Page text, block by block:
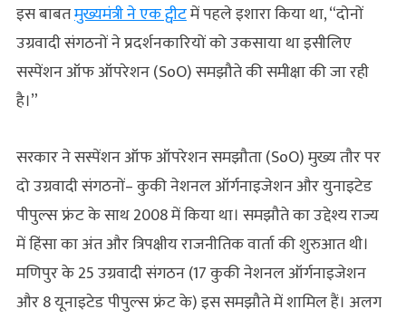
इस बाबतमुख्यमंत्री ने एक ट्वीटमें पहले इशारा किया था, “दोनों
उग्रवादी संगठनों ने प्रदर्शनकारियों को उकसाया था इसीलिए
सस्पेंशन ऑफ ऑपरेशन (SoO) समझौते की समीक्षा की जा रही
है।”
सरकार ने सस्पेंशन ऑफ ऑपरेशन समझौता (SoO) मुख्य तौर पर
दो उग्रवादी संगठनों– कुकी नेशनल ऑर्गनाइजेशन और युनाइटेड
पीपुल्स फ्रंट के साथ 2008 में किया था। समझौते का उद्देश्य राज्य
में हिंसा का अंत और त्रिपक्षीय राजनीतिक वार्ता की शुरुआत थी।
मणिपुर के 25 उग्रवादी संगठन (17 कुकी नेशनल ऑर्गनाइजेशन
और 8 यूनाइटेड पीपुल्स फ्रंट के) इस समझौते में शामिल हैं। अलग